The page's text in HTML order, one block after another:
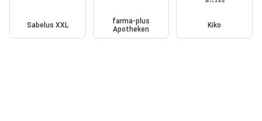
Sabelus XXL
farma-plus
Apotheken
Kiko